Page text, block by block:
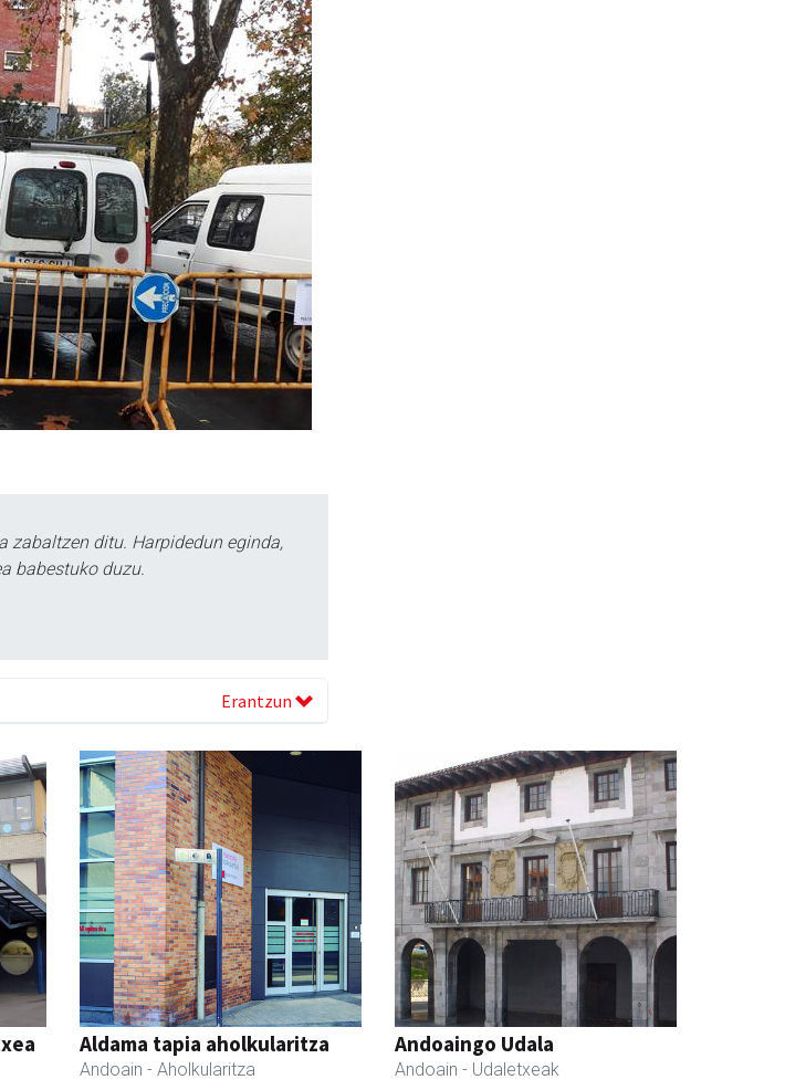
zabaltzen ditu. Harpidedun eginda,
babestuko duzu.
Erantzun
Aldama tapia aholkularitza
Andoain - Aholkularitza
Andoaingo Udala
Andoain - Udaletxeak